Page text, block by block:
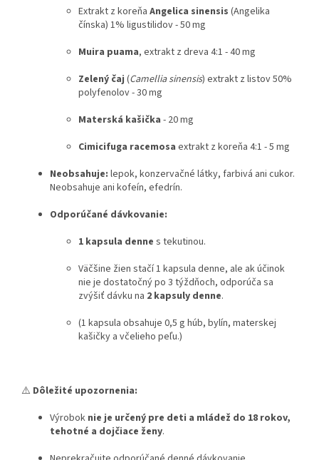
Extrakt z koreňa Angelica sinensis (Angelika
čínska) 1% ligustilidov - 50 mg
Muira puama, extrakt z dreva 4:1 - 40 mg
Zelený čaj (Camellia sinensis) extrakt z listov 50%
polyfenolov - 30 mg
Materská kašička - 20 mg
Cimicifuga racemosa extrakt z koreňa 4:1 - 5 mg
Neobsahuje: lepok, konzervačné látky, farbivá ani cukor.
Neobsahuje ani kofeín, efedrín.
Odporúčané dávkovanie:
1 kapsula denne s tekutinou.
Väčšine žien stačí 1 kapsula denne, ale ak účinok
nie je dostatočný po 3 týždňoch, odporúča sa
zvýšiť dávku na 2 kapsuly denne.
(1 kapsula obsahuje 0,5 g húb, bylín, materskej
kašičky a včelieho peľu.)
⚠️ Dôležité upozornenia:
Výrobok nie je určený pre deti a mládež do 18 rokov,
tehotné a dojčiace ženy.